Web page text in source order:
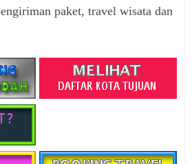
paket, travel wisata dan